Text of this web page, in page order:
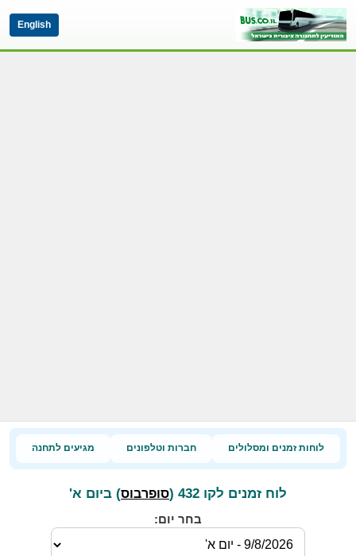
English
לוחות זמנים ומסלולים חברות וטלפונים מגיעים לתחנה
לוח זמנים לקו 432 ( סופרבוס) ביום א'
בחר יום: